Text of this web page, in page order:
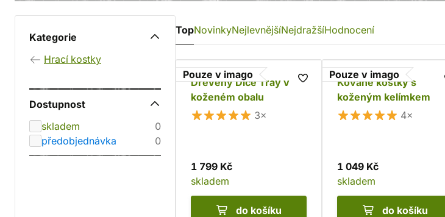
Kategorie
Hrací kostky
Dostupnost
skladem
0
předobjednávka
0
TopNovinkyNejlevnějšíNejdražšíHodnocení
Pouze v imago
Dřevěný Dice Tray v
koženém obalu
3×
1 799 Kč
skladem
do košíku
Pouze v imago
Kované kostky s
koženým kelímkem
4×
1 049 Kč
skladem
do košíku